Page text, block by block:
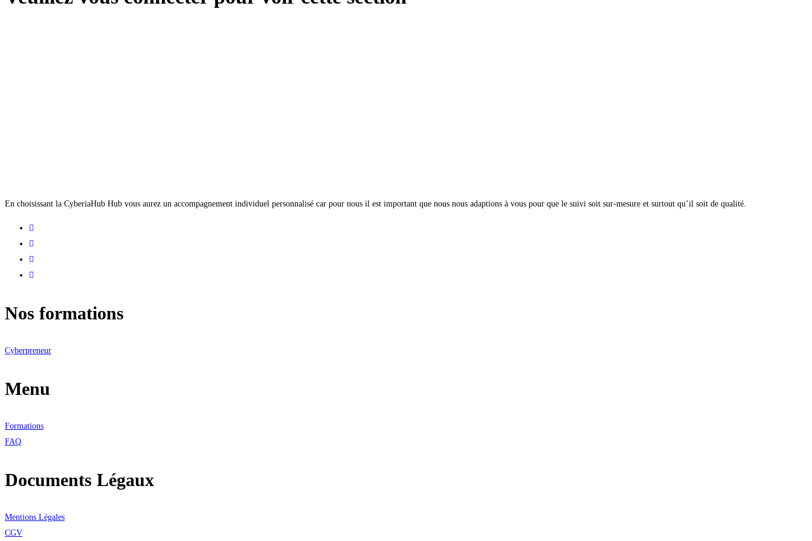
En choisissant la CyberiaHub Hub vous aurez un accompagnement individuel personnalisé car pour nous il est important que nous nous adaptions à vous pour que le suivi soit sur-mesure et surtout qu’il soit de qualité.
Nos formations
Cyberpreneur
Menu
Formations
FAQ
Documents Légaux
Mentions Légales
CGV